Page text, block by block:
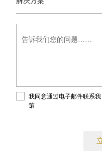
方
案
诉
们
我同意通过电子邮件联系
策
。